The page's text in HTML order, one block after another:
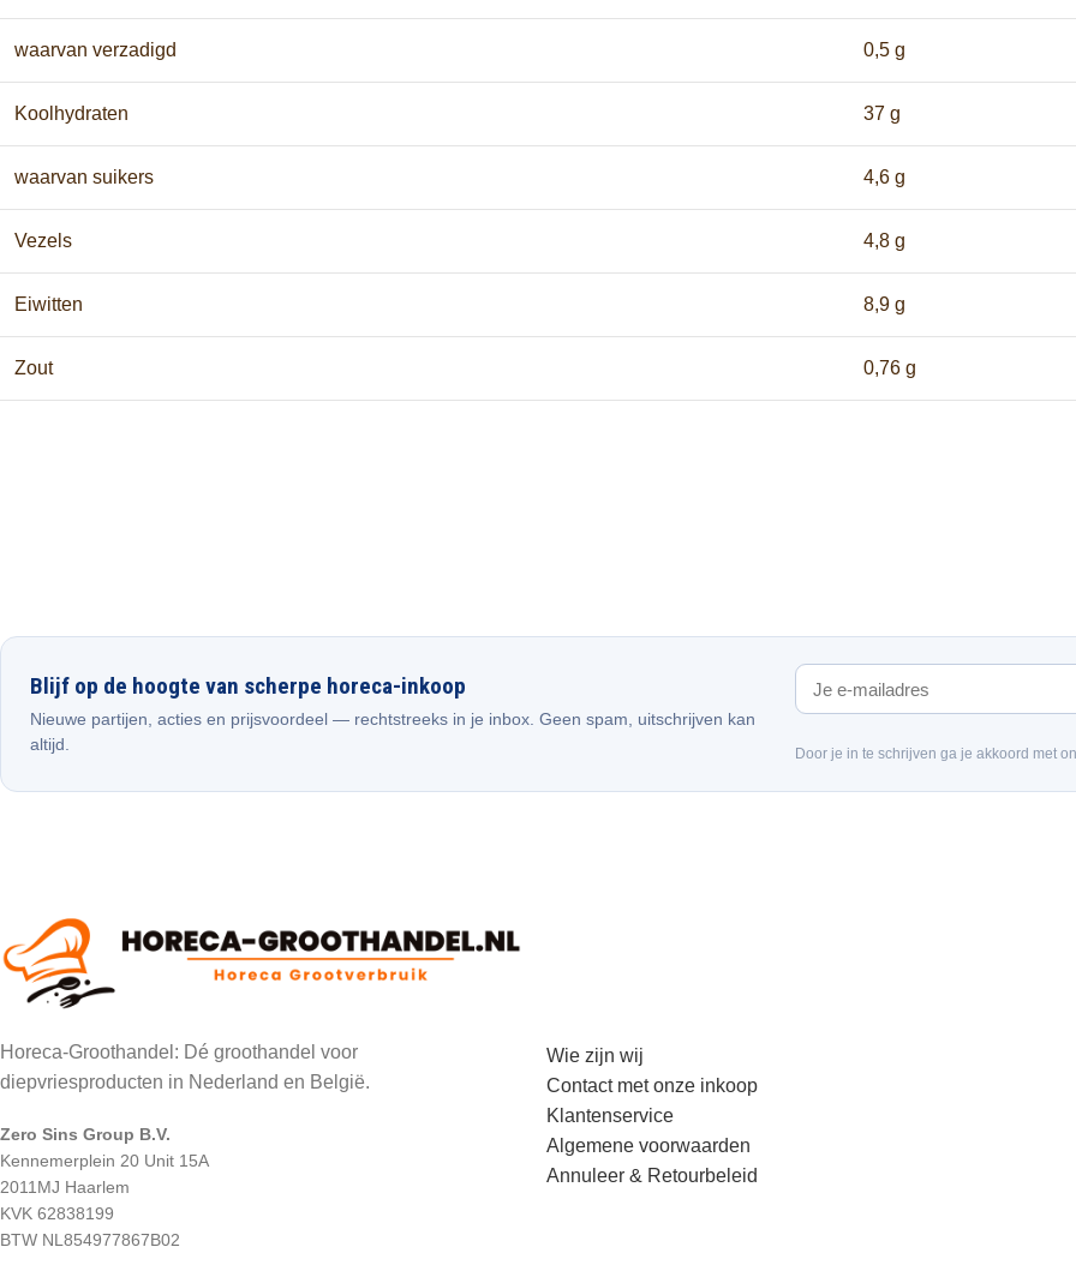
waarvan verzadigd 0,5 g
Koolhydraten 37 g
waarvan suikers 4,6 g
Vezels 4,8 g
Eiwitten 8,9 g
Zout 0,76 g
Blijf op de hoogte van scherpe horeca-inkoop
Nieuwe partijen, acties en prijsvoordeel — rechtstreeks in je inbox. Geen spam, uitschrijven kan
altijd.
Door je in te schrijven ga je akkoord met
Horeca-Groothandel: Dé groothandel voor
diepvriesproducten in Nederland en België.
Zero Sins Group B.V.
Kennemerplein 20 Unit 15A
2011MJ Haarlem
KVK 62838199
BTW NL854977867B02
Wie zijn wij
Contact met onze inkoop
Klantenservice
Algemene voorwaarden
Annuleer & Retourbeleid